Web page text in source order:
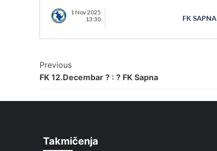
1 Nov 2025
13:30
FK SAPNA
Post
Navigation
Previous
FK 12.Decembar ? : ? FK Sapna
Takmičenja